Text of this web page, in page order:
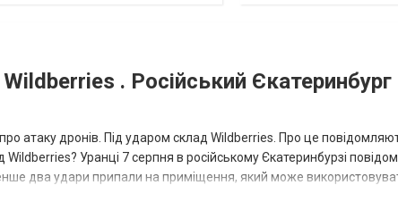
. Російський Єкатеринбург
атаку дронів. Під ударом склад Wildberries. Про це
Уранці 7 серпня в російському Єкатеринбурзі
два удари припали на приміщення, який може